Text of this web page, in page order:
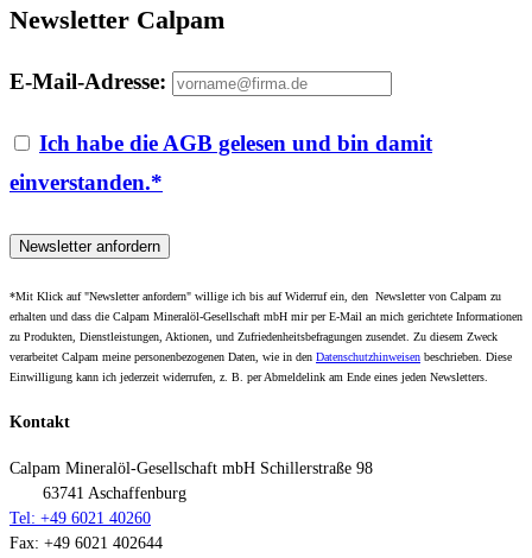
Newsletter Calpam
E-Mail-Adresse:
Ich habe die AGB gelesen und bin damit
einverstanden.*
*Mit Klick auf "Newsletter anfordern" willige ich bis auf Widerruf ein, den Newsletter von Calpam zu
erhalten und dass die Calpam Mineralöl-Gesellschaft mbH mir per E-Mail an mich gerichtete Informationen
zu Produkten, Dienstleistungen, Aktionen, und Zufriedenheitsbefragungen zusendet. Zu diesem Zweck
verarbeitet Calpam meine personenbezogenen Daten, wie in den Datenschutzhinweisen beschrieben. Diese
Einwilligung kann ich jederzeit widerrufen, z. B. per Abmeldelink am Ende eines jeden Newsletters.
Kontakt
Calpam Mineralöl-Gesellschaft mbH Schillerstraße 98
63741 Aschaffenburg
Tel: +49 6021 40260
Fax: +49 6021 402644